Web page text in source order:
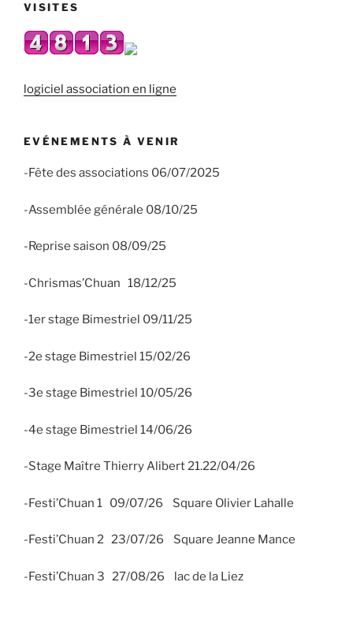
VISITES
logiciel association en ligne
EVÉNEMENTS À VENIR
-Fête des associations 06/07/2025
-Assemblée générale 08/10/25
-Reprise saison 08/09/25
-Chrismas’Chuan 18/12/25
-1er stage Bimestriel 09/11/25
-2e stage Bimestriel 15/02/26
-3e stage Bimestriel 10/05/26
-4e stage Bimestriel 14/06/26
-Stage Maître Thierry Alibert 21.22/04/26
-Festi’Chuan 1 09/07/26 Square Olivier Lahalle
-Festi’Chuan 2 23/07/26 Square Jeanne Mance
-Festi’Chuan 3 27/08/26 lac de la Liez